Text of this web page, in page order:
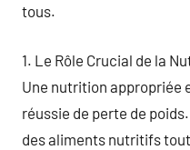
tous.
1. Le Rôle Crucial de la
Une nutrition appropriée
réussie de perte de
des aliments nutritifs